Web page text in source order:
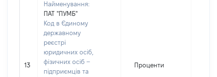
13
Найменування:
ПАТ "ПУМБ"
Код в Єдиному
державному
реєстрі
юридичних осіб,
фізичних осіб –
підприємців та
Проценти